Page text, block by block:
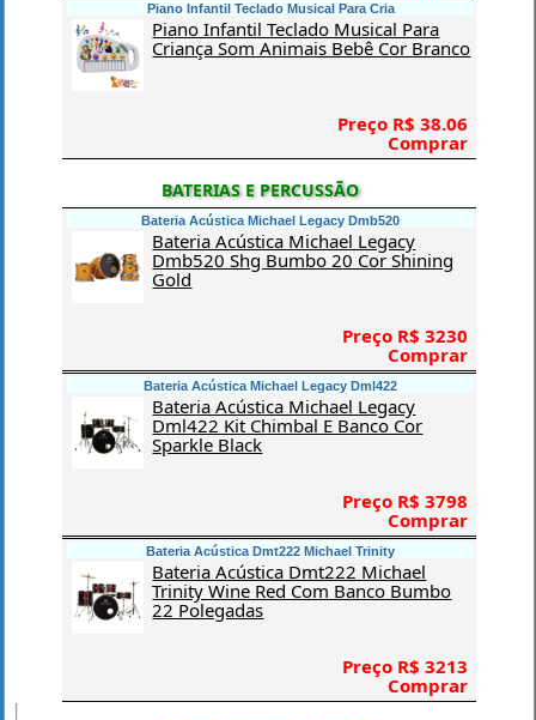
Piano Infantil Teclado Musical Para Cria
Piano Infantil Teclado Musical Para
Criança Som Animais Bebê Cor Branco
Preço R$ 38.06
Comprar
BATERIAS E PERCUSSÃO
Bateria Acústica Michael Legacy Dmb520
Bateria Acústica Michael Legacy
Dmb520 Shg Bumbo 20 Cor Shining
Gold
Preço R$ 3230
Comprar
Bateria Acústica Michael Legacy Dml422
Bateria Acústica Michael Legacy
Dml422 Kit Chimbal E Banco Cor
Sparkle Black
Preço R$ 3798
Comprar
Bateria Acústica Dmt222 Michael Trinity
Bateria Acústica Dmt222 Michael
Trinity Wine Red Com Banco Bumbo
22 Polegadas
Preço R$ 3213
Comprar